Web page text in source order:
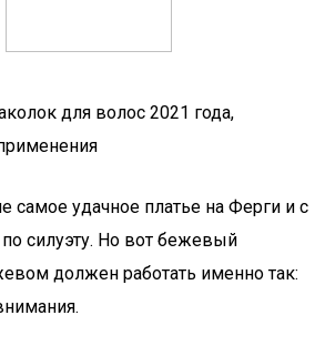
для волос 2021 года,
самое удачное платье на Ферги и с
по силуэту. Но вот бежевый
должен работать именно так: